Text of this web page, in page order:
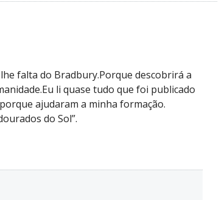
falta do Bradbury.Porque descobrirá a
li quase tudo que foi publicado
ajudaram a minha formação.
do Sol”.